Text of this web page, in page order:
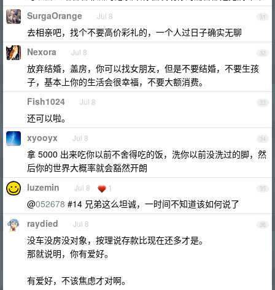
31
SurgaOrange Jul 8
去相亲吧，找个不要高价彩礼的，一个人过日子确实无聊
32
Nexora Jul 8
放弃结婚，盖房，你可以找女朋友，但是不要结婚，不要生孩
子，基本上你的生活会很幸福，不要大额消费。
33
Fish1024 Jul 8
还可以啦。
34
xyooyx Jul 8
拿 5000 出来吃你以前不舍得吃的饭，洗你以前没洗过的脚，然
后你的世界大概率就会豁然开朗
35
luzemin Jul 8 1
@052678 #14 兄弟这么坦诚，一时间不知道该如何说了
36
raydied Jul 8
没车没房没对象，按理说存款比现在还多才是。
那就说明，你有爱好。
有爱好，不该焦虑才对啊。